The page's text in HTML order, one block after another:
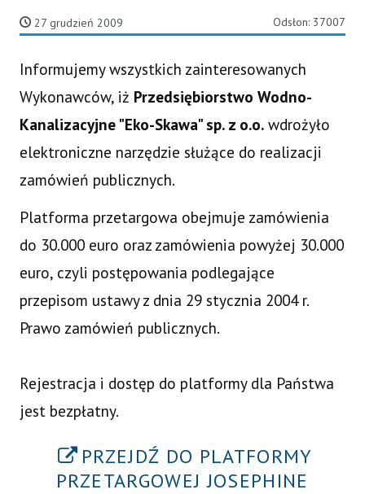
27 grudzień 2009 Odsłon: 37007
Informujemy wszystkich zainteresowanych
Wykonawców, iż Przedsiębiorstwo Wodno-
Kanalizacyjne "Eko-Skawa" sp. z o.o. wdrożyło
elektroniczne narzędzie służące do realizacji
zamówień publicznych.
Platforma przetargowa obejmuje zamówienia
do 30.000 euro oraz zamówienia powyżej 30.000
euro, czyli postępowania podlegające
przepisom ustawy z dnia 29 stycznia 2004 r.
Prawo zamówień publicznych.
Rejestracja i dostęp do platformy dla Państwa
jest bezpłatny.
PRZEJDŹ DO PLATFORMY
PRZETARGOWEJ JOSEPHINE